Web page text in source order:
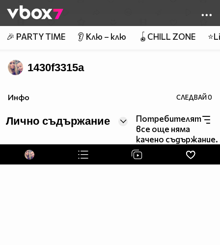
👾
🎉 PARTY TIME 👂 Клю – клю 🪀CHILL ZONE
1430f3315a
Инфо СЛЕДВАЙ0
Лично съдържание
Потребителят
все още няма
качено съдържание.